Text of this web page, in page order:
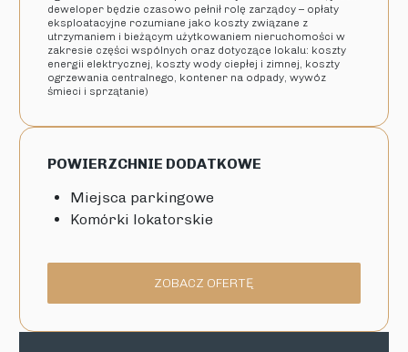
deweloper będzie czasowo pełnił rolę zarządcy – opłaty
eksploatacyjne rozumiane jako koszty związane z
utrzymaniem i bieżącym użytkowaniem nieruchomości w
zakresie części wspólnych oraz dotyczące lokalu: koszty
energii elektrycznej, koszty wody ciepłej i zimnej, koszty
ogrzewania centralnego, kontener na odpady, wywóz
śmieci i sprzątanie)
POWIERZCHNIE DODATKOWE
Miejsca parkingowe
Komórki lokatorskie
ZOBACZ OFERTĘ